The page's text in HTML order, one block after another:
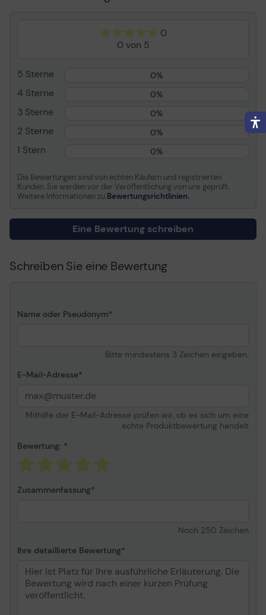
Silber
Bildfarbe
Produkts kann eine
andere Farbe aufweisen
Allgemein
Produkttyp
Kraft-Klebeband
Bandgröße
48 mm x 50 m
lösungsmittelfrei,
wetterfest
Verschiedenes
Farbe
Silber
Bildfarbe
Produkts kann eine
0
0 von 5
5 Sterne 0%
4 Sterne 0%
3 Sterne 0%
2 Sterne 0%
1 Stern 0%
Die Bewertungen sind von echten Käufern und registrierten
Kunden. Sie werden vor der Veröffentlichung von uns geprüft.
Weitere Informationen zu Bewertungsrichtlinien.
Eine Bewertung schreiben
Schreiben Sie eine Bewertung
Name oder Pseudonym
Bitte mindestens 3 Zeichen eingeben.
E-Mail-Adresse
Mithilfe der E-Mail-Adresse prüfen wir, ob es sich um eine
echte Produktbewertung handelt
Bewertung:
Zusammenfassung
Noch 250 Zeichen
Ihre detaillierte Bewertung